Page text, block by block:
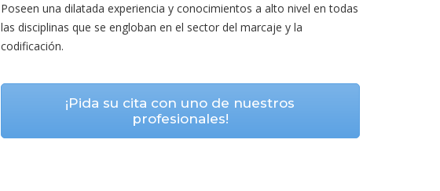
Poseen una dilatada experiencia y conocimientos a alto nivel en todas
las disciplinas que se engloban en el sector del marcaje y la
codificación.
¡Pida su cita con uno de nuestros
profesionales!